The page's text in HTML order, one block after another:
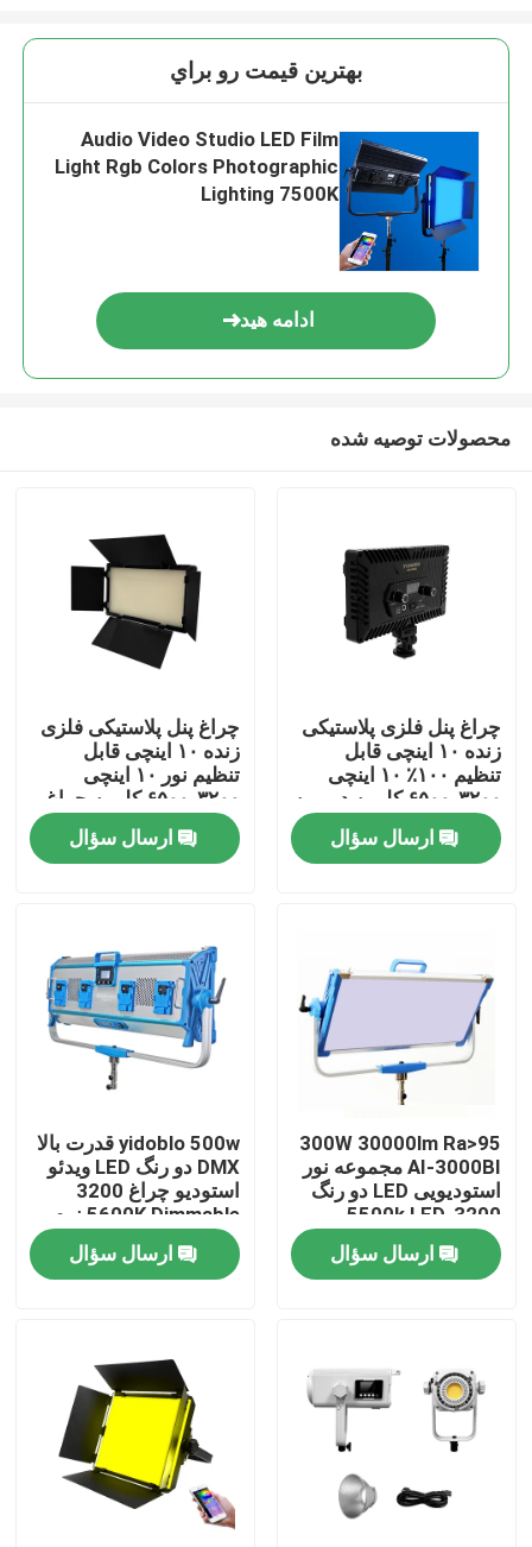
خونه
ویدیو
تور کارخانه
کنترل کیفیت
اخبار
پرونده ها
چراغ های ال ای دی ویدئو استودیو
بهترين قيمت رو براي
Audio Video Studio LED Film
Light Rgb Colors Photographic
Lighting 7500K
ادامه هید
محصولات توصیه شده
چراغ پنل فلزی پلاستیکی
زنده ۱۰ اینچی قابل
تنظیم ۱۰۰٪ ۱۰ اینچی
۳۲۰۰-۶۵۰۰ کلوین دوربین
فیلمبرداری دیجیتال LED
داخلی
ارسال سؤال
چراغ پنل پلاستیکی فلزی
زنده ۱۰ اینچی قابل
تنظیم نور ۱۰ اینچی
۳۲۰۰-۶۵۰۰ کلوین چراغ
ویدئویی LED برای
نورپردازی استودیوی
دوربین استریمینگ
ارسال سؤال
300W 30000lm Ra>95
AI-3000BI مجموعه نور
استودیویی LED دو رنگ
3200-5500k LED
Video Light 300w S60
ارسال سؤال
yidoblo 500w قدرت بالا
DMX دو رنگ LED ویدئو
استودیو چراغ 3200
5600K Dimmable نرم
LED پانل نور S120
ارسال سؤال